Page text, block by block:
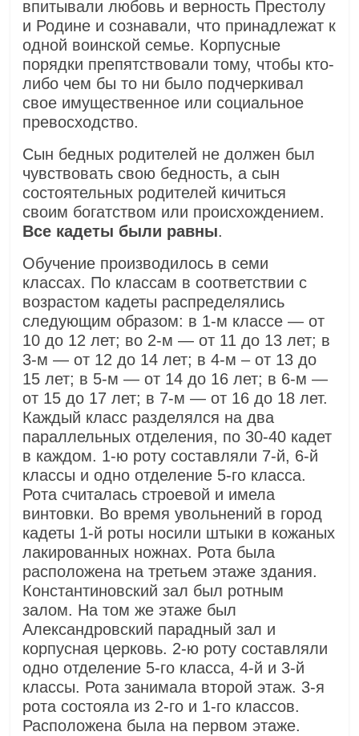
впитывали любовь и верность Престолу
и Родине и сознавали, что принадлежат к
одной воинской семье. Корпусные
порядки препятствовали тому, чтобы кто-
либо чем бы то ни было подчеркивал
свое имущественное или социальное
превосходство.
Сын бедных родителей не должен был
чувствовать свою бедность, а сын
состоятельных родителей кичиться
своим богатством или происхождением.
Все кадеты были равны.
Обучение производилось в семи
классах. По классам в соответствии с
возрастом кадеты распределялись
следующим образом: в 1-м классе — от
10 до 12 лет; во 2-м — от 11 до 13 лет; в
3-м — от 12 до 14 лет; в 4-м – от 13 до
15 лет; в 5-м — от 14 до 16 лет; в 6-м —
от 15 до 17 лет; в 7-м — от 16 до 18 лет.
Каждый класс разделялся на два
параллельных отделения, по 30-40 кадет
в каждом. 1-ю роту составляли 7-й, 6-й
классы и одно отделение 5-го класса.
Рота считалась строевой и имела
винтовки. Во время увольнений в город
кадеты 1-й роты носили штыки в кожаных
лакированных ножнах. Рота была
расположена на третьем этаже здания.
Константиновский зал был ротным
залом. На том же этаже был
Александровский парадный зал и
корпусная церковь. 2-ю роту составляли
одно отделение 5-го класса, 4-й и 3-й
классы. Рота занимала второй этаж. 3-я
рота состояла из 2-го и 1-го классов.
Расположена была на первом этаже.